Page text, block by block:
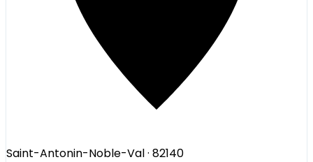
Saint-Antonin-Noble-Val· 82140